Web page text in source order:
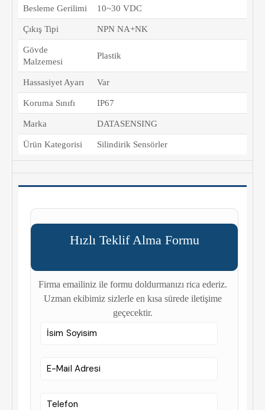
Besleme Gerilimi 10~30 VDC
Çıkış Tipi NPN NA+NK
Gövde
Malzemesi
Plastik
Hassasiyet Ayarı Var
Koruma Sınıfı IP67
Marka DATASENSING
Ürün Kategorisi Silindirik Sensörler
Hızlı Teklif Alma Formu
Firma emailiniz ile formu doldurmanızı rica ederiz.
Uzman ekibimiz sizlerle en kısa sürede iletişime
geçecektir.